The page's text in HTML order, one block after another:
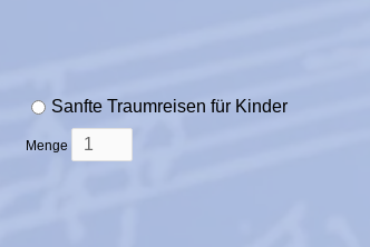
Sanfte Traumreisen für Kinder
Menge